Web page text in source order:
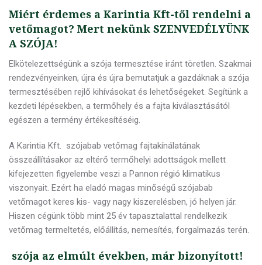
Miért érdemes a Karintia Kft-től rendelni a
vetőmagot? Mert nekünk SZENVEDÉLYÜNK
A SZÓJA!
Elkötelezettségünk a szója termesztése iránt töretlen. Szakmai
rendezvényeinken, újra és újra bemutatjuk a gazdáknak a szója
termesztésében rejlő kihívásokat és lehetőségeket. Segítünk a
kezdeti lépésekben, a termőhely és a fajta kiválasztásától
egészen a termény értékesítéséig.
A Karintia Kft. szójabab vetőmag fajtakínálatának
összeállításakor az eltérő termőhelyi adottságok mellett
kifejezetten figyelembe veszi a Pannon régió klimatikus
viszonyait. Ezért ha eladó magas minőségű szójabab
vetőmagot keres kis- vagy nagy kiszerelésben, jó helyen jár.
Hiszen cégünk több mint 25 év tapasztalattal rendelkezik
vetőmag termeltetés, előállítás, nemesítés, forgalmazás terén.
szója az elmúlt években, már bizonyított!